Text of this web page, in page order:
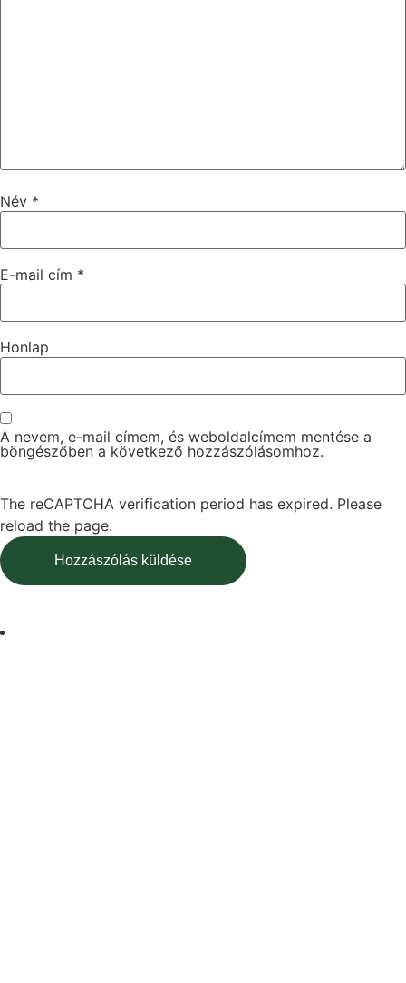
Név *
E-mail cím *
Honlap
A nevem, e-mail címem, és weboldalcímem mentése a
böngészőben a következő hozzászólásomhoz.
The reCAPTCHA verification period has expired. Please
reload the page.